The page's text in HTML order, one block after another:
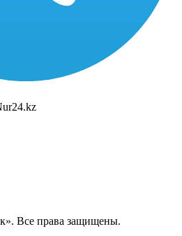
Все права защищены.